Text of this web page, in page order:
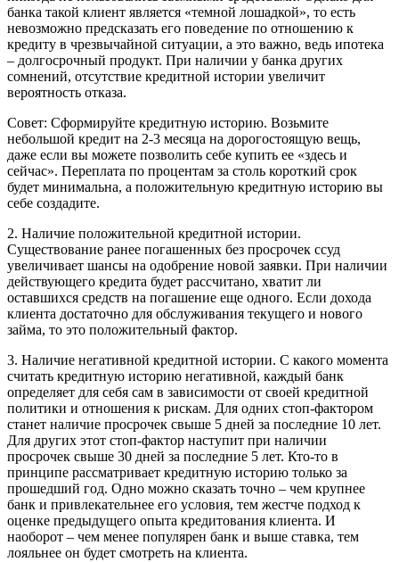
банка такой клиент является «темной лошадкой», то есть
невозможно предсказать его поведение по отношению к
кредиту в чрезвычайной ситуации, а это важно, ведь ипотека
– долгосрочный продукт. При наличии у банка других
сомнений, отсутствие кредитной истории увеличит
вероятность отказа.
Совет: Сформируйте кредитную историю. Возьмите
небольшой кредит на 2-3 месяца на дорогостоящую вещь,
даже если вы можете позволить себе купить ее «здесь и
сейчас». Переплата по процентам за столь короткий срок
будет минимальна, а положительную кредитную историю вы
себе создадите.
2. Наличие положительной кредитной истории.
Существование ранее погашенных без просрочек ссуд
увеличивает шансы на одобрение новой заявки. При наличии
действующего кредита будет рассчитано, хватит ли
оставшихся средств на погашение еще одного. Если дохода
клиента достаточно для обслуживания текущего и нового
займа, то это положительный фактор.
3. Наличие негативной кредитной истории. С какого момента
считать кредитную историю негативной, каждый банк
определяет для себя сам в зависимости от своей кредитной
политики и отношения к рискам. Для одних стоп-фактором
станет наличие просрочек свыше 5 дней за последние 10 лет.
Для других этот стоп-фактор наступит при наличии
просрочек свыше 30 дней за последние 5 лет. Кто-то в
принципе рассматривает кредитную историю только за
прошедший год. Одно можно сказать точно – чем крупнее
банк и привлекательнее его условия, тем жестче подход к
оценке предыдущего опыта кредитования клиента. И
наоборот – чем менее популярен банк и выше ставка, тем
лояльнее он будет смотреть на клиента.